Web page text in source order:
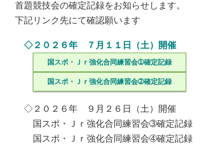
首題競技会の確定記録をお知らせします。
下記リンク先にて確認願います
◇２０２６年 ７月１１日（土）開催
国スポ・Ｊｒ強化合同練習会➀確定記録
国スポ・Ｊｒ強化合同練習会➁確定記録
◇２０２６年 ９月２６日（土）開催
国スポ・Ｊｒ強化合同練習会➂確定記録
国スポ・Ｊｒ強化合同練習会➃確定記録